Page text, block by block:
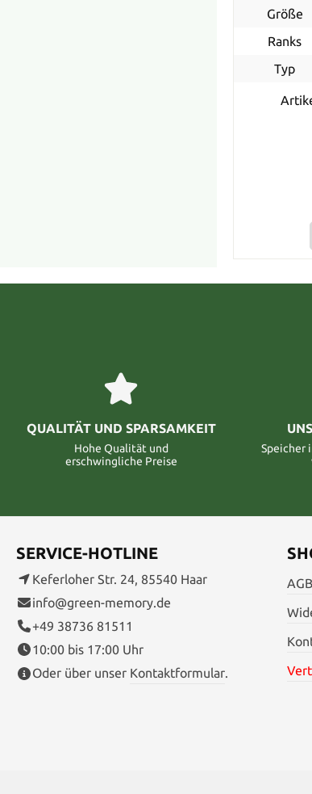
Größe
Ranks
Typ
QUALITÄT UND SPARSAMKEIT
Hohe Qualität und
erschwingliche Preise
Speicher
SERVICE-HOTLINE
Keferloher Str. 24, 85540 Haar
info@green-memory.de
+49 38736 81511
10:00 bis 17:00 Uhr
Oder über unser Kontaktformular.
AGB